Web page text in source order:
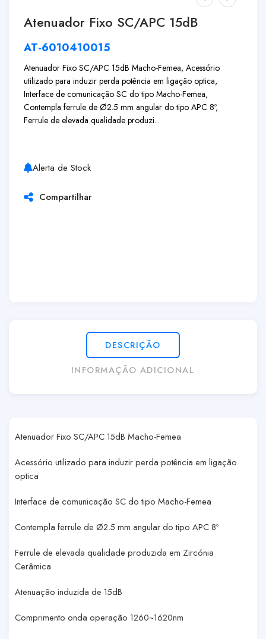
Atenuador Fixo SC/APC 15dB
AT-6010410015
Atenuador Fixo SC/APC 15dB Macho-Femea, Acessório
utilizado para induzir perda potência em ligação optica,
Interface de comunicação SC do tipo Macho-Femea,
Contempla ferrule de Ø2.5 mm angular do tipo APC 8º,
Ferrule de elevada qualidade produzi...
Alerta de Stock
Compartilhar
DESCRIÇÃO
INFORMAÇÃO ADICIONAL
Atenuador Fixo SC/APC 15dB Macho-Femea
Acessório utilizado para induzir perda potência em ligação
optica
Interface de comunicação SC do tipo Macho-Femea
Contempla ferrule de Ø2.5 mm angular do tipo APC 8º
Ferrule de elevada qualidade produzida em Zircónia
Cerâmica
Atenuação induzida de 15dB
Comprimento onda operação 1260~1620nm